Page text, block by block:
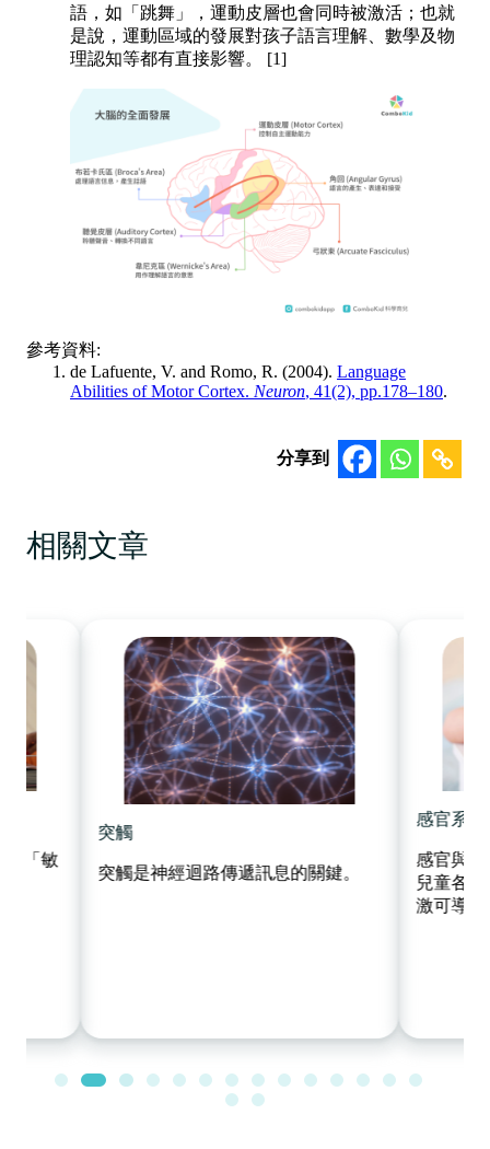
語，如「跳舞」，運動皮層也會同時被激活；也就
是說，運動區域的發展對孩子語言理解、數學及物
理認知等都有直接影響。 [1]
參考資料:
de Lafuente, V. and Romo, R. (2004). Language
Abilities of Motor Cortex. Neuron, 41(2), pp.178–180.
分享到
相關文章
鍵。
感官系統發展與感覺統合
‍感官與感覺處理（或稱感覺統合）是
兒童各方面發展的基礎，缺乏感官刺
「發球